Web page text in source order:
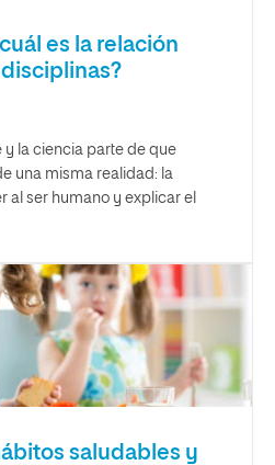
es la relación
y la ciencia parte de que
una misma realidad: la
al ser humano y explicar el
saludables y